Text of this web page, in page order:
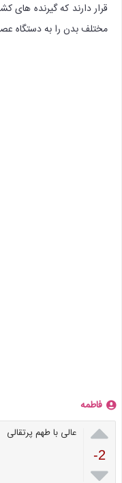
قرار دارند که گیرنده
مختلف بدن را به دستگاه
فاطمه

-2

عالی با طهم پرتقالی